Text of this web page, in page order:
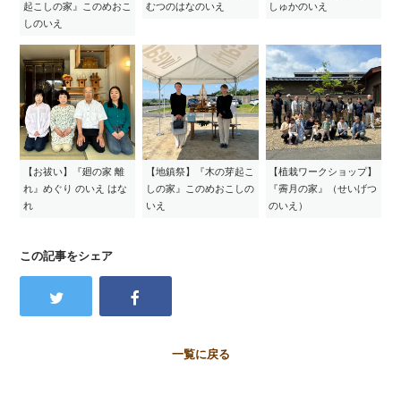
起こしの家』このめおこ
しのいえ
むつのはなのいえ
しゅかのいえ
【お祓い】『廻の家 離
れ』めぐり のいえ はな
れ
【地鎮祭】『木の芽起こ
しの家』このめおこしの
いえ
【植栽ワークショップ】
『霽月の家』（せいげつ
のいえ）
この記事をシェア
一覧に戻る